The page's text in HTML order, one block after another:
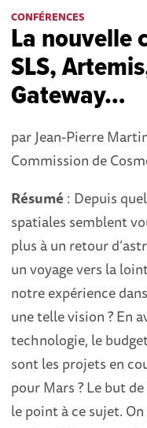
CONFÉRENCES
La nouvelle
SLS,
Gateway…
par Jean-Pierre
Commission de
Résumé : Depuis
spatiales semblent
plus à un retour
un voyage vers la
notre expérience
une telle vision ? En
technologie, le
sont les projets en
pour Mars ? Le but
le point à ce sujet.